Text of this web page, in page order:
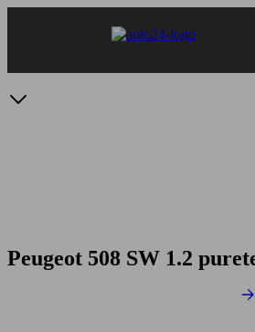
Peugeot 508 SW 1.2